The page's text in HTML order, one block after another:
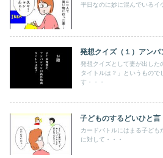
平日なのに妙に混んでいるイ
発想クイズ（１）アンパ
発想クイズとして妻が出した
タイトルは？」というもので
す・・・
子どものするどいひと言
カードバトルにはまる子ども
に対して・・・